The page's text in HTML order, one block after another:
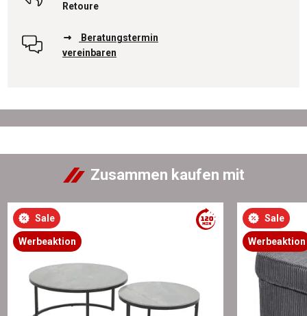
Retoure
Beratungstermin
vereinbaren
Zusammen kaufen mit
Sale
Werbeaktion
Sale
Werbeaktion